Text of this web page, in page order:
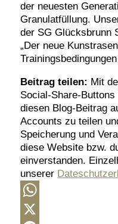
der neuesten
Granulatfüllung.
der SG Glücksbrunn
„Der neue
Beitrag teilen: Mit
Social-Share-
diesen Blog-Beitrag
Accounts zu teilen
Speicherung und
diese Website bzw.
einverstanden.
unserer
WhatsApp